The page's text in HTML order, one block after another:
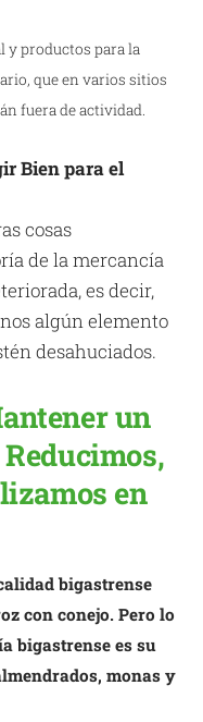
y productos para la
que en varios sitios
fuera de actividad.
Bien para el
cosas
de la mercancía
es decir,
algún elemento
desahuciados.
un
en
bigastrense
con conejo. Pero lo
bigastrense es su
monas y